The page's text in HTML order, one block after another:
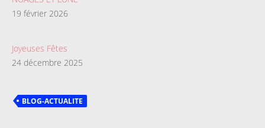
19 février 2026
Joyeuses Fêtes
24 décembre 2025
BLOG-ACTUALITE